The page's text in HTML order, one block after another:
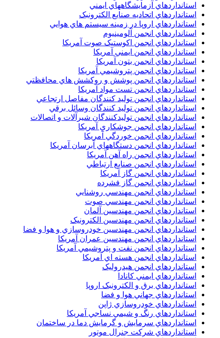
استانداردهاي آزمايشگاههاي ايمني
استانداردهاي اتحاديه صنايع الکترونبک
استانداردهاي اروپا در زمينه سيستم هاي هوايي
استانداردهاي انجمن آلومينيوم
استانداردهاي انجمن اکوستيک صوت آمريکا
استانداردهاي انجمن ايمني آمريکا
استانداردهاي انجمن بتون آمريکا
استانداردهاي انجمن پتروشيمي آمريکا
استانداردهاي انجمن پوشش و روکشش هاي محافظتي
استانداردهاي انجمن تست مواد آمريکا
استانداردهاي انجمن توليد کنندگان مفاصل ارتجاعي
استانداردهاي انجمن توليد کنندگان وسائل برقي
استانداردهاي انجمن توليدکنندگان شيرآلات و اتصالات
استانداردهاي انجمن جوشکاري آمريکا
استانداردهاي انجمن خوردگي آمريکا
استانداردهاي انجمن دستگاههاي آبرسان آمريکا
استانداردهاي انجمن راه آهن آمريکا
استانداردهاي انجمن صنايع ارتباطي
استانداردهاي انجمن گاز آمريکا
استانداردهاي انجمن گاز فشرده
استانداردهاي انجمن مهندسي روشنايي
استانداردهاي انجمن مهندسي صوت
استانداردهاي انجمن مهندسين آلمان
استانداردهاي انجمن مهندسين الکترونيک
استانداردهاي انجمن مهندسين خودروسازي و هوا و فضا
استانداردهاي انجمن مهندسين عمران آمريکا
استانداردهاي انجمن نفت و پتروشيمي آمريکا
استانداردهاي انجمن هسته اي آمريکا
استانداردهاي انجمن هيدروليک
استانداردهاي ايمني کانادا
استانداردهاي برق و الکترونبک اروپا
استانداردهاي جهاني هوا و فضا
استانداردهاي خودروسازي ژاپن
استانداردهاي رنگ و شيمي نساجي آمريکا
استانداردهاي سرمايش و گرمايش دما در ساختمان
استانداردهاي شرکت جنرال موتور